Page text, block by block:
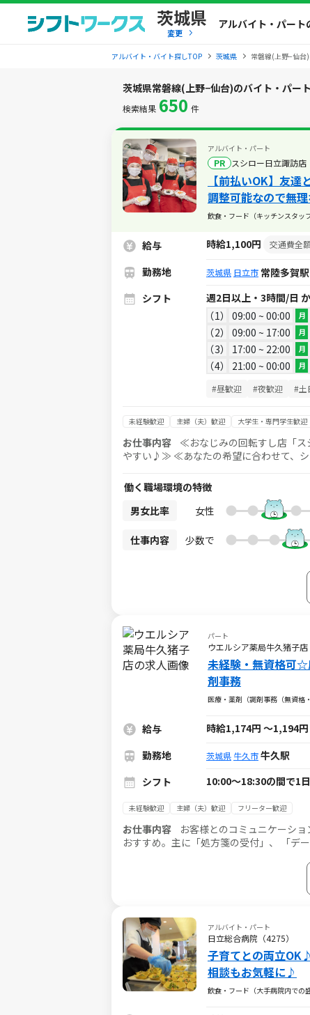
茨城県
変更
アルバイト・パート
アルバイト・バイト探しTOP 茨城県 常磐線(上野−仙台
茨城県常磐線(上野−仙台)のバイト・パー
検索結果 650 件
アルバイト・パート
PR スシロー日立諏訪店
【前払いOK】友
調整可能なので無
しい制度がそろって
飲食・フード（キッチンスタッフ
給与 時給1,100円 交通費全
勤務地 茨城県 日立市 常陸多賀駅
シフト
週2日以上・3時間/日
1
09:00 ~ 00:00 月
2 09:00 ~ 17:00 月
3 17:00 ~ 22:00 月
4 21:00 ~ 00:00 月
#昼歓迎 #夜歓迎 #土
未経験歓迎 主婦（夫）歓迎 大学生・専門学生歓迎
お仕事内容 ≪おなじみの回転すし店「
やすい♪≫ ≪あなたの希望に合わせて、シフトは相談に応じます≫ 「お
すのでご安心ください♪ 丁寧な研修があるので、調理が初めての方も安心ですよ♪ 「先輩」たちも力強く支えてく
れます！ ※ホール業務をお手伝いいただ
【シフト例】 平日のランチ週2日のみ、
働く職場環境の特徴
男女比率
女性
仕事内容 少数で
パート
ウエルシア薬局牛久猪子店
未経験・無資格可☆
剤事務
医療・薬剤（調剤事務（無資格
給与 時給1,174円 ～1,194円
勤務地
茨城県 牛久市牛久駅
シフト
10:00～18:30の間で1
未経験歓迎 主婦（夫）歓迎 フリーター歓迎
お仕事内容 お客様とのコミュニケーシ
おすすめ。主に「処方箋の受付」、 「デ
アルバイト・パート
日立総合病院（4275）
子育てとの両立
相談もお気軽に♪
飲食・フード（大手病院内での